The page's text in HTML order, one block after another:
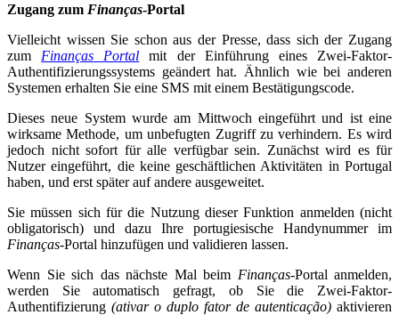
Zugang zum Finanças-Portal
Vielleicht wissen Sie schon aus der Presse, dass sich der Zugang
zum Finanças Portal mit der Einführung eines Zwei-Faktor-
Authentifizierungssystems geändert hat. Ähnlich wie bei anderen
Systemen erhalten Sie eine SMS mit einem Bestätigungscode.
Dieses neue System wurde am Mittwoch eingeführt und ist eine
wirksame Methode, um unbefugten Zugriff zu verhindern. Es wird
jedoch nicht sofort für alle verfügbar sein. Zunächst wird es für
Nutzer eingeführt, die keine geschäftlichen Aktivitäten in Portugal
haben, und erst später auf andere ausgeweitet.
Sie müssen sich für die Nutzung dieser Funktion anmelden (nicht
obligatorisch) und dazu Ihre portugiesische Handynummer im
Finanças-Portal hinzufügen und validieren lassen.
Wenn Sie sich das nächste Mal beim Finanças-Portal anmelden,
werden Sie automatisch gefragt, ob Sie die Zwei-Faktor-
Authentifizierung (ativar o duplo fator de autenticação) aktivieren